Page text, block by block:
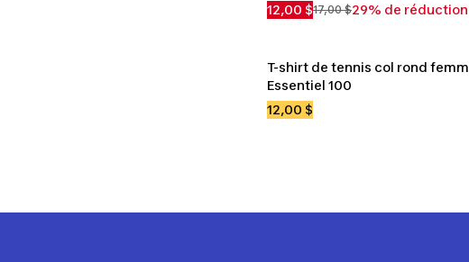
12,00 $17,00 $29% de réduction
T-shirt de tennis col rond
Essentiel 100
12,00 $